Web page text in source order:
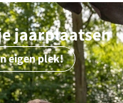
jaarplaatsen
eigen plek!